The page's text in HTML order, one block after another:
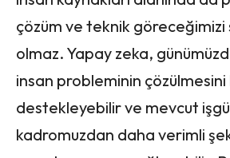
çözüm ve teknik göreceğimizi
olmaz. Yapay zeka,
insan probleminin çözülmesini
destekleyebilir ve mevcut
kadromuzdan daha verimli